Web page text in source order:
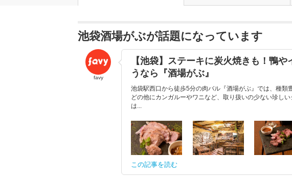
池袋酒場がぶが話題になっています
favy
【池袋】ステーキに炭火焼きも！鴨
うなら『酒場がぶ』
池袋駅西口から徒歩5分の肉バル『酒場がぶ』では、種類
どの他にカンガルーやワニなど、取り扱いの少ない珍し
は...
この記事を読む